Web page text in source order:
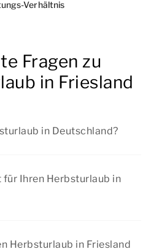
Verhältnis
Fragen zu
in Friesland
in Deutschland?
bis zum 06.11.2026
für Ihren Herbsturlaub in
Herbsturlaub in Friesland